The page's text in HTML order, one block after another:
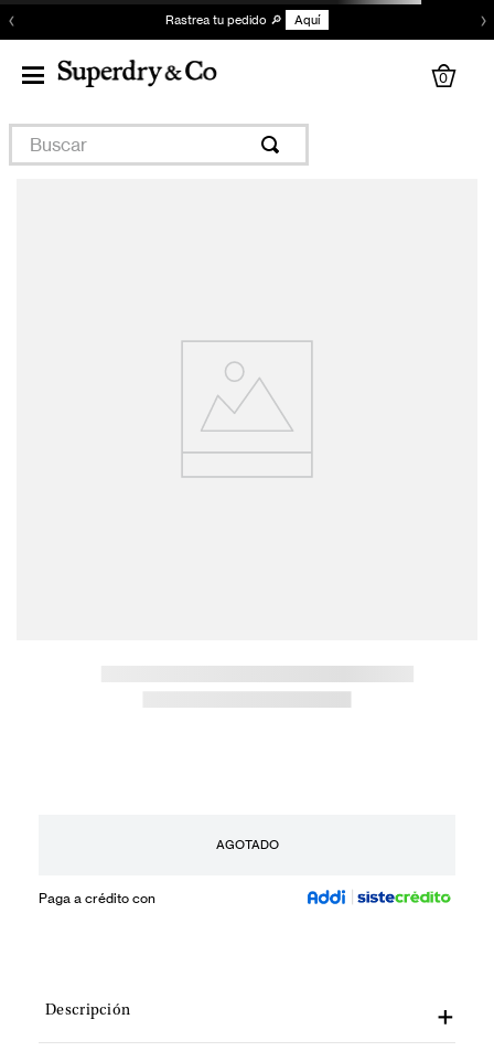
‹ Rastrea tu pedido 🔎 Aquí ›
0
Buscar
AGOTADO
Paga a crédito con
Descripción